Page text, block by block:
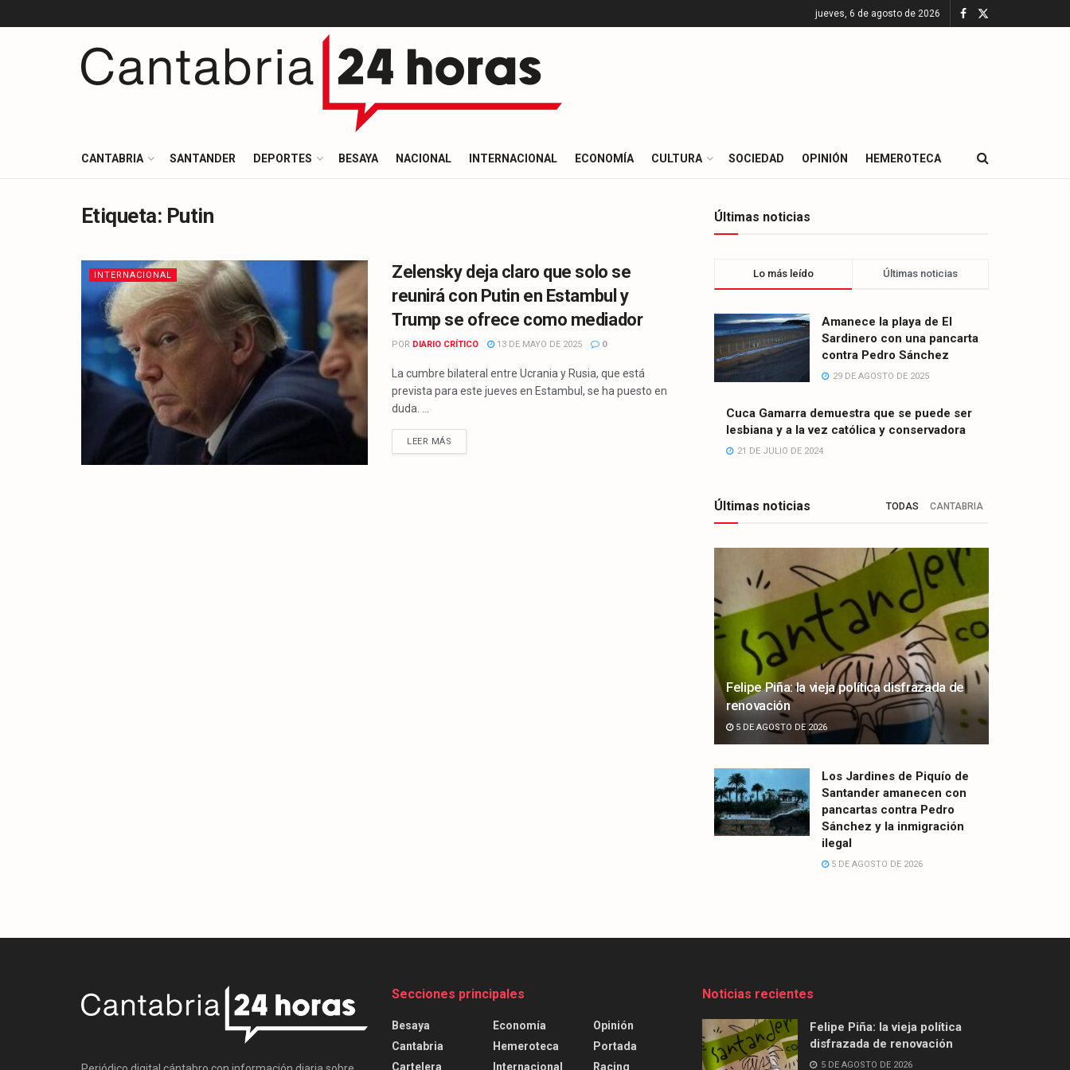
jueves, 6 de agosto de 2026
CANTABRIA SANTANDER DEPORTES BESAYA NACIONAL INTERNACIONAL ECONOMÍA CULTURA SOCIEDAD OPINIÓN HEMEROTECA
Etiqueta: Putin
INTERNACIONAL
Zelensky deja claro que solo se
reunirá con Putin en Estambul y
Trump se ofrece como mediador
POR DIARIO CRÍTICO 13 DE MAYO DE 2025 0
La cumbre bilateral entre Ucrania y Rusia, que está
prevista para este jueves en Estambul, se ha puesto en
duda. ...
LEER MÁS
Últimas noticias
Lo más leído Últimas noticias
Amanece la playa de El
Sardinero con una pancarta
contra Pedro Sánchez
29 DE AGOSTO DE 2025
Cuca Gamarra demuestra que se puede ser
lesbiana y a la vez católica y conservadora
21 DE JULIO DE 2024
Últimas noticias TODAS CANTABRIA
Felipe Piña: la vieja política disfrazada de
renovación
5 DE AGOSTO DE 2026
Los Jardines de Piquío de
Santander amanecen con
pancartas contra Pedro
Sánchez y la inmigración
ilegal
5 DE AGOSTO DE 2026
Secciones principales
Besaya
Cantabria
Cartelera
Economía
Hemeroteca
Internacional
Opinión
Portada
Racing
Noticias recientes
Felipe Piña: la vieja política
disfrazada de renovación
5 DE AGOSTO DE 2026